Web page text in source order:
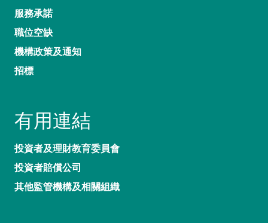
服務承諾
職位空缺
機構政策及通知
招標
有用連結
投資者及理財教育委員會
投資者賠償公司
其他監管機構及相關組織